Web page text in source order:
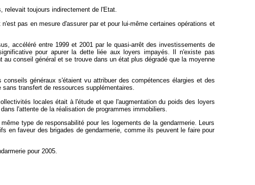
relevait toujours indirectement de l'Etat.
pas en mesure d'assurer par et pour lui-même certaines opérations et
accéléré entre 1999 et 2001 par le quasi-arrêt des investissements de
pour apurer la dette liée aux loyers impayés. Il n'existe pas
conseil général et se trouve dans un état plus dégradé que la moyenne
généraux s'étaient vu attribuer des compétences élargies et des
transfert de ressources supplémentaires.
locales était à l'étude et que l'augmentation du poids des loyers
l'attente de la réalisation de programmes immobiliers.
type de responsabilité pour les logements de la gendarmerie. Leurs
en faveur des brigades de gendarmerie, comme ils peuvent le faire pour
pour 2005.